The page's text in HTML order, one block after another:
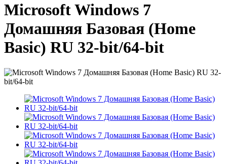
Microsoft Windows 7
Домашняя Базовая (Home
Basic) RU 32-bit/64-bit